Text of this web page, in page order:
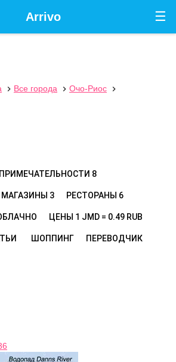
☰
Arrivo
 Все города  Очо-Риос

8
МАГАЗИНЫ 3 РЕСТОРАНЫ 6
ЦЕНЫ 1 JMD = 0.49 RUB
ШОППИНГ ПЕРЕВОДЧИК